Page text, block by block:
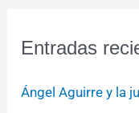
Entradas
Ángel Aguirre y la